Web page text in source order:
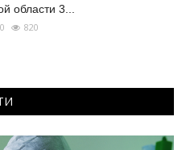
области 3...
0 820